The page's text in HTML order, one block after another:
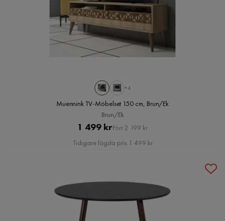
+4
Muennink TV-Möbelset 150 cm, Brun/Ek
Brun/Ek
Pris
1 499 krOriginal
Pris
Förr 2 199 kr
Tidigare lägsta pris 1 499 kr